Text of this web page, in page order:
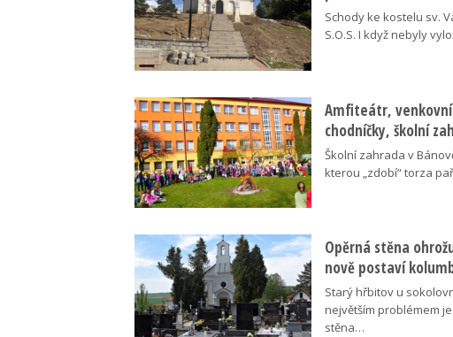
Schody ke kostelu sv.
S.O.S. I když nebyly
Amfiteátr,
chodníčky, školní
Školní zahrada v
kterou „zdobí“ torza
Opěrná stěna
nově postaví
Starý hřbitov u
největším problémem
stěna…